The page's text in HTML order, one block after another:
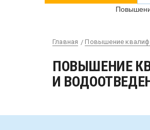
Главная Повышение
ПОВЫШЕНИЕ
И